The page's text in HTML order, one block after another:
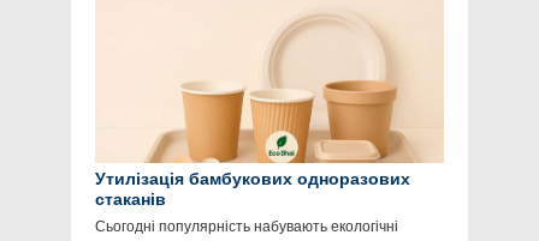
Утилізація бамбукових одноразових
стаканів
Сьогодні популярність набувають екологічні